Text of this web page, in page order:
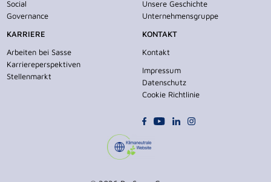
Social
Governance
KARRIERE
Arbeiten bei Sasse
Karriereperspektiven
Stellenmarkt
Unsere Geschichte
Unternehmensgruppe
KONTAKT
Kontakt
Impressum
Datenschutz
Cookie Richtlinie